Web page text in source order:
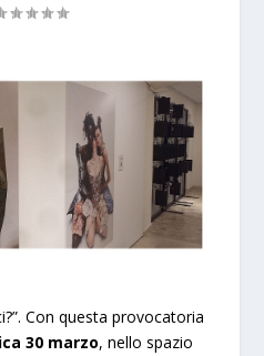
Con questa provocatoria
30 marzo, nello spazio